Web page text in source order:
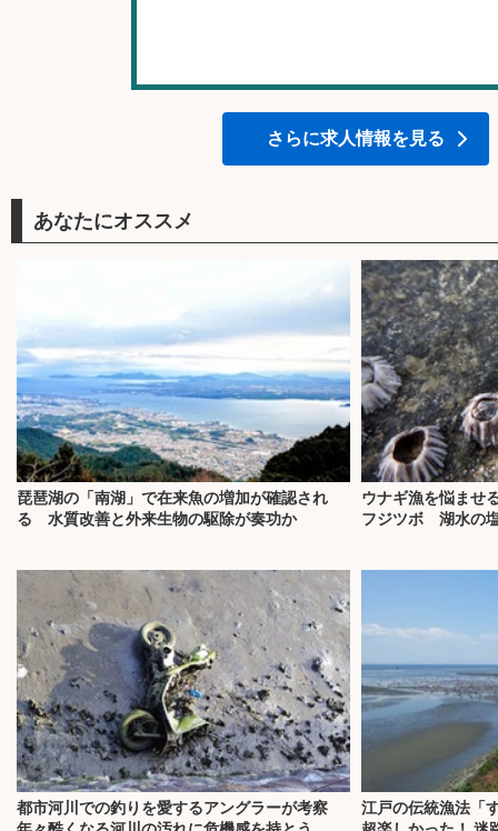
さらに求人情報を見る
あなたにオススメ
琵琶湖の「南湖」で在来魚の増加が確認され
る 水質改善と外来生物の駆除が奏功か
ウナギ漁を悩ませ
フジツボ 湖水の
都市河川での釣りを愛するアングラーが考察
江戸の伝統漁法「